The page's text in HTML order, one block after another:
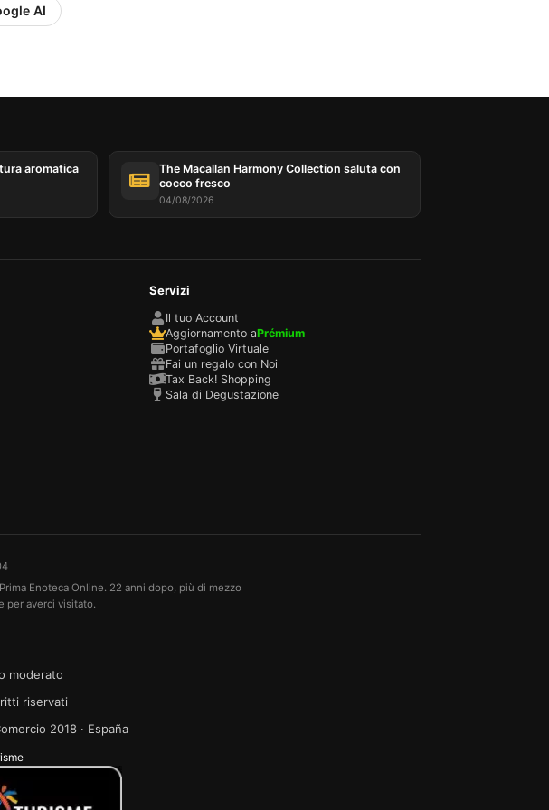
AI
aromatica
The Macallan Harmony Collection saluta con
cocco fresco
04/08/2026
Servizi
Il tuo Account
Aggiornamento aPrémium
Portafoglio Virtuale
Fai un regalo con Noi
Tax Back! Shopping
Sala di Degustazione
Enoteca Online. 22 anni dopo, più di mezzo
per averci visitato.
moderato
riservati
2018 · España